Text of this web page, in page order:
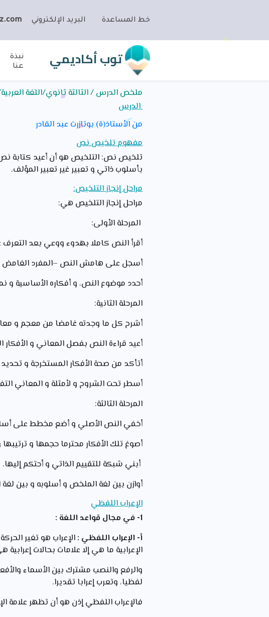
خط المساعدة البريد الإلكتروني
توب أكاديمي
نبذة
عنا
ملخص الدرس / الثالثة ثانوي/اللغة
الدرس
من الأستاذ(ة) بوتازرت عبد القادر
مفهوم تلخيص نص
تلخيص نص: التلخيص هو أن أعيد كتابة
بأسلوب ذاتي و تعبير غير تعبير المؤلف.
مراحل إنجاز التلخيص:
مراحل إنجاز التلخيص هي:
المرحلة الأولى:
أقرأ النص كاملا بهدوء ووعي بعد التعرف
أسجل على هامش النص –المفرد الغامض
أحدد موضوع النص، و أفكاره الأساسية و
المرحلة الثانية:
أشرح كل ما وجدته غامضا من معجم و
أعيد قراءة النص بفصل المعاني و الأفكار
أتأكد من صحة الأفكار المستخرجة و
أسطر تحت الشروح و لأمثلة و المعاني
المرحلة الثالثة:
أخفي النص الأصلي و أضع مخطط على
أصوغ تلك الأفكار محترما حجمها و
أبني شبكة للتقييم الذاتي و أحتكم إليها.
أوازن بين لغة الملخص و أسلوبه و بين
الإعراب اللفظي
1- في مجال قواعد اللغة :
أ- الإعراب اللفظي : الإعراب هو تغير
الإعرابية ما هي إلا علامات بحالات
والرفع والنصب مشترك بين الأسماء
لفظيا، وتعرب إعرابا تقديرا.
فالإعراب اللفظي إذن هو أن تظهر علامة